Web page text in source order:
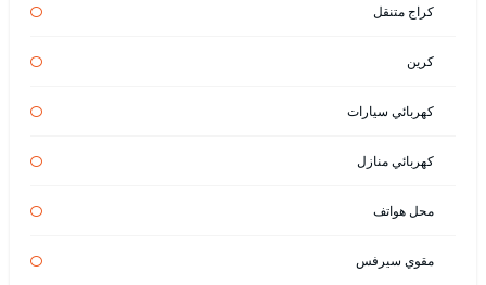
كراج متنقل
كرين
كهربائي سيارات
كهربائي منازل
محل هواتف
مقوي سيرفس